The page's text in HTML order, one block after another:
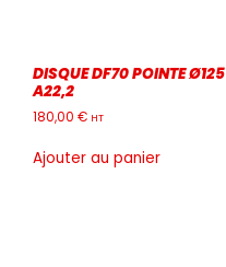
DISQUE DF70 POINTE Ø125
A22,2
180,00 € HT
Ajouter au panier